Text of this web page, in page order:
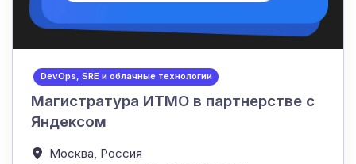
DevOps, SRE и облачные технологии
Магистратура ИТМО в партнерстве с
Яндексом
Москва, Россия